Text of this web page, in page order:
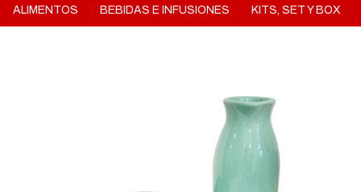
ALIMENTOS BEBIDAS E INFUSIONES KITS, SET Y BOX